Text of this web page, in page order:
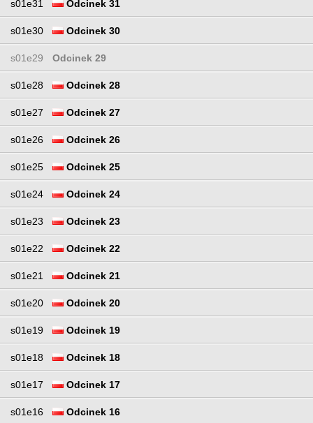
s01e31 Odcinek 31
s01e30 Odcinek 30
s01e29 Odcinek 29
s01e28 Odcinek 28
s01e27 Odcinek 27
s01e26 Odcinek 26
s01e25 Odcinek 25
s01e24 Odcinek 24
s01e23 Odcinek 23
s01e22 Odcinek 22
s01e21 Odcinek 21
s01e20 Odcinek 20
s01e19 Odcinek 19
s01e18 Odcinek 18
s01e17 Odcinek 17
s01e16 Odcinek 16